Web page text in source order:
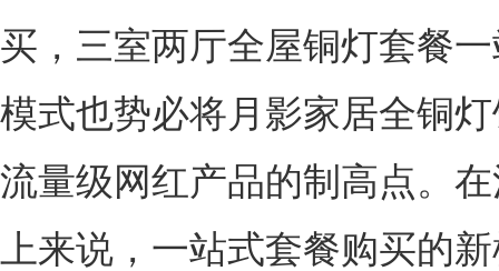
买，三室两厅全屋铜灯套餐
模式也势必将月影家居全铜
流量级网红产品的制高点。
上来说，一站式套餐购买的